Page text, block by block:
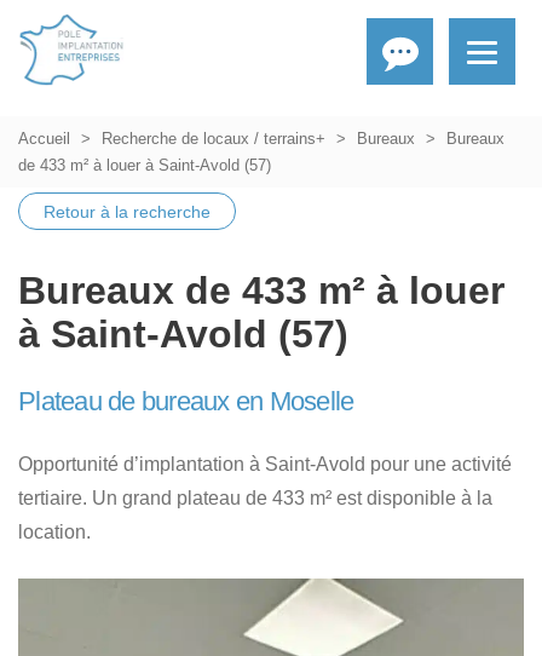
Accueil Recherche de locaux / terrains+ Bureaux
Bureaux
de 433 m² à louer à Saint-Avold (57)
Retour à la recherche
Bureaux de 433 m² à louer
à Saint-Avold (57)
Plateau de bureaux en Moselle
Opportunité d’implantation à Saint-Avold pour une activité
tertiaire. Un grand plateau de 433 m² est disponible à la
location.